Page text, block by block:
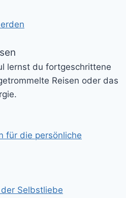
lernst du fortgeschrittene
Reisen oder das
für die persönliche
Selbstliebe